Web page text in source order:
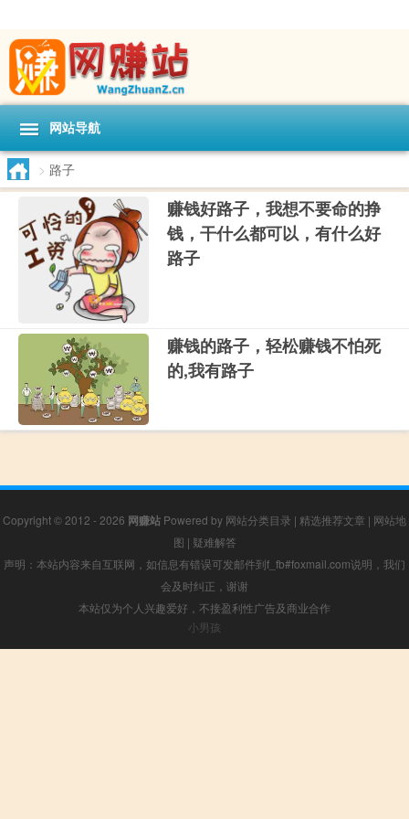
网站导航
> 路子
赚钱好路子，我想不要命的挣
钱，干什么都可以，有什么好
路子
赚钱的路子，轻松赚钱不怕死
的,我有路子
Copyright © 2012 - 2026 网赚站 Powered by 网站分类目录 | 精选推荐文章 | 网站地
图 | 疑难解答
声明：本站内容来自互联网，如信息有错误可发邮件到f_fb#foxmail.com说明，我们
会及时纠正，谢谢
本站仅为个人兴趣爱好，不接盈利性广告及商业合作
小男孩